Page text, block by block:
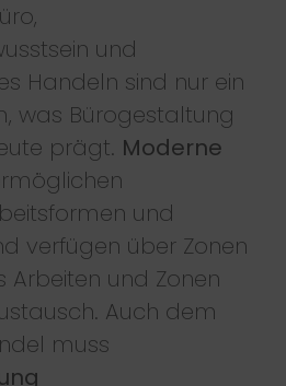
und
Handeln sind nur ein
was Bürogestaltung
prägt. Moderne
und
verfügen über Zonen
Arbeiten und Zonen
Auch dem
muss